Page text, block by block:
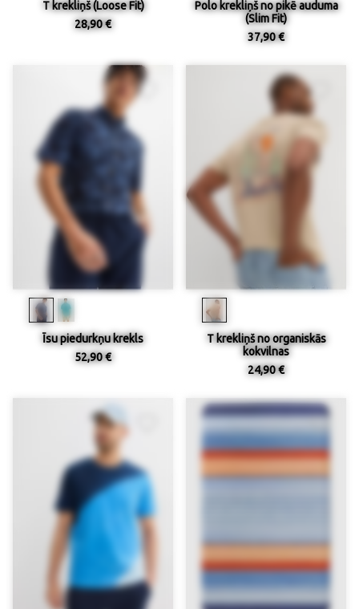
T krekliņš (Loose Fit)
28,90 €
Polo krekliņš no pikē auduma
(Slim Fit)
37,90 €
Īsu piedurkņu krekls
52,90 €
T krekliņš no organiskās
kokvilnas
24,90 €